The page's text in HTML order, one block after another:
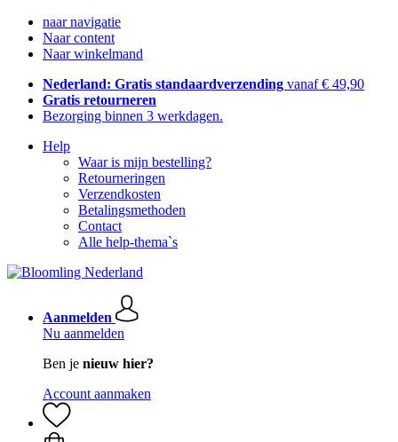
naar navigatie
Naar content
Naar winkelmand
Nederland: Gratis standaardverzending vanaf € 49,90
Gratis retourneren
Bezorging binnen 3 werkdagen.
Help
Waar is mijn bestelling?
Retourneringen
Verzendkosten
Betalingsmethoden
Contact
Alle help-thema`s
Aanmelden
Nu aanmelden
Ben je nieuw hier?
Account aanmaken